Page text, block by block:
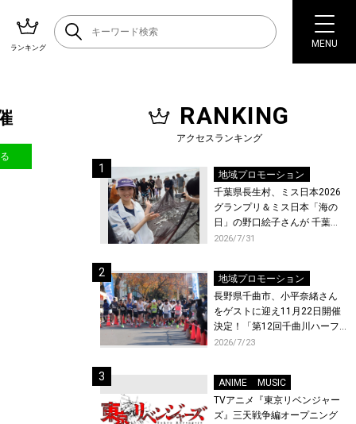
ランキング MENU
RANKING
アクセスランキング
地域プロモーション
千葉県長生村、ミス日本2026
グランプリ＆ミス日本「海の
日」の野口絵子さんが 千葉県
唯一の村・長生村で地引網を
2026/7/31
地域プロモーション
長野県千曲市、小平奈緒さん
をゲストに迎え11月22日開催
決定！「第12回千曲川ハーフ
マラソン」エントリー受付開
2026/7/23
ANIME
MUSIC
TVアニメ『東京リベンジャー
ズ』三天戦争編オープニング